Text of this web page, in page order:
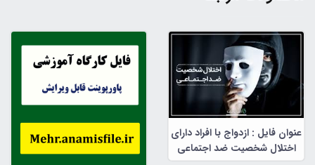
عنوان فایل : ازدواج با افراد دارای
اختلال شخصیت ضد اجتماعی